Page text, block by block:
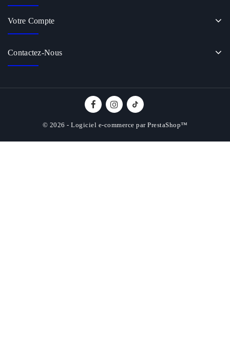
Votre Compte
Contactez-Nous
© 2026 - Logiciel e-commerce par PrestaShop™